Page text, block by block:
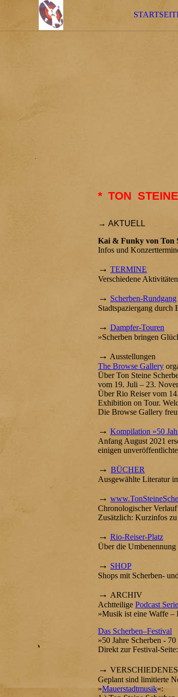
* TON
→ AKTUELL
Kai & Funky von Ton
Infos und
→ TERMINE
Verschiedene
→ Scherben-Rundgang
Stadtspaziergang durch
→ Dampfer-Touren
»Scherben bringen
→ Ausstellungen
The Browse Gallery
Über Ton Steine
vom 19. Juli – 23.
Über Rio Reiser vom
Exhibition on Tour.
Die Browse Gallery
→ Kompilation »50
Anfang August 2021
einigen
→ BÜCHER
Ausgewählte Literatur
→
Chronologischer
Zusätzlich: Kurzinfos
→ Rio-Reiser-Platz
Über die
→ SHOP
Shops mit Scherben-
→ ARCHIV
Achtteilige Podcast Serie
»Musik ist eine Waffe –
Das Scherben–Festival
»50 Jahre Scherben -
Direkt zur Festival-Seite:
→ VERSCHIEDENES
Geplant sind limitierte
»Mauerstadtmusik«: